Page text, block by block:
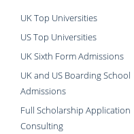
UK Top Universities
US Top Universities
UK Sixth Form Admissions
UK and US Boarding School
Admissions
Full Scholarship Application
Consulting